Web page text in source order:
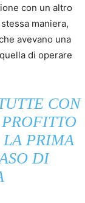
con un altro
maniera,
avevano una
di operare
CON
PRIMA
DI